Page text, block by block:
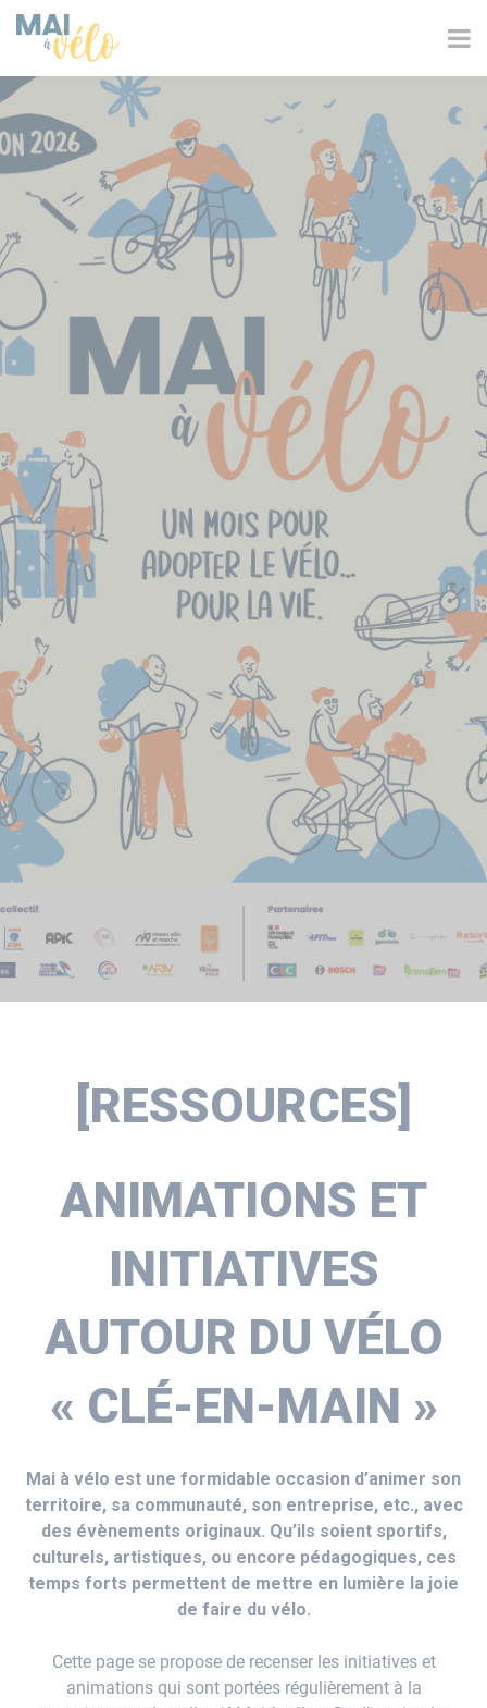
[RESSOURCES]
ANIMATIONS ET
INITIATIVES
AUTOUR DU VÉLO
« CLÉ-EN-MAIN »
Mai à vélo est une formidable occasion d’animer son
territoire, sa communauté, son entreprise, etc., avec
des évènements originaux. Qu’ils soient sportifs,
culturels, artistiques, ou encore pédagogiques, ces
temps forts permettent de mettre en lumière la joie
de faire du vélo.
Cette page se propose de recenser les initiatives et
animations qui sont portées régulièrement à la